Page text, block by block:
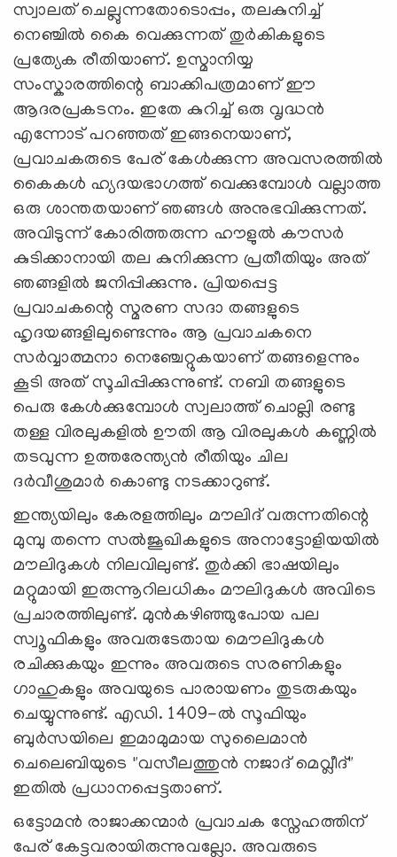
സ്വാലത് ചെല്ലുന്നതോടൊപ്പം, തലകുനിച്ച്
നെഞ്ചിൽ കൈ വെക്കുന്നത് തുര്‍കികളുടെ
പ്രത്യേക രീതിയാണ്. ഉസ്മാനിയ്യ
സംസ്കാരത്തിന്റെ ബാക്കിപത്രമാണ് ഈ
ആദരപ്രകടനം. ഇതേ കുറിച്ച് ഒരു വൃദ്ധന്‍
എന്നോട് പറഞ്ഞത് ഇങ്ങനെയാണ്,
പ്രവാചകരുടെ പേര് കേൾക്കുന്ന അവസരത്തിൽ
കൈകൾ ഹ്യദയഭാഗത്ത് വെക്കുമ്പോൾ വല്ലാത്ത
ഒരു ശാന്തതയാണ് ഞങ്ങള്‍ അനുഭവിക്കുന്നത്.
അവിടുന്ന് കോരിത്തരുന്ന ഹൗളുൽ കൗസർ
കുടിക്കാനായി തല കുനിക്കുന്ന പ്രതീതിയും അത്
ഞങ്ങളിൽ ജനിപ്പിക്കുന്നു. പ്രിയപ്പെട്ട
പ്രവാചകന്റെ സ്മരണ സദാ തങ്ങളുടെ
ഹൃദയങ്ങളിലുണ്ടെന്നും ആ പ്രവാചകനെ
സര്‍വ്വാത്മനാ നെഞ്ചേറ്റുകയാണ് തങ്ങളെന്നും
കൂടി അത് സൂചിപ്പിക്കുന്നുണ്ട്. നബി തങ്ങളുടെ
പെരു കേൾക്കുമ്പോൾ സ്വലാത്ത് ചൊല്ലി രണ്ടു
തള്ള വിരലുകളില്‍ ഊതി ആ വിരലുകൾ കണ്ണിൽ
തടവുന്ന ഉത്തരേന്ത്യൻ രീതിയും ചില
ദർവീശുമാർ കൊണ്ടു നടക്കാറുണ്ട്.
ഇന്ത്യയിലും കേരളത്തിലും മൗലിദ് വരുന്നതിന്റെ
മുമ്പു തന്നെ സൽജൂഖികളുടെ അനാട്ടോളിയയിൽ
മൗലിദുകൾ നിലവിലുണ്ട്. തുർക്കി ഭാഷയിലും
മറ്റുമായി ഇരുന്നൂറിലധികം മൗലിദുകൾ അവിടെ
പ്രചാരത്തിലുണ്ട്. മുന്‍കഴിഞ്ഞുപോയ പല
സ്വൂഫികളും അവരുടേതായ മൌലിദുകള്‍
രചിക്കുകയും ഇന്നും അവരുടെ സരണികളും
ഗാഹുകളും അവയുടെ പാരായണം തുടരുകയും
ചെയ്യുന്നുണ്ട്. എഡി. 1409-ൽ സൂഫിയും
ബുർസയിലെ ഇമാമുമായ സുലൈമാൻ
ചെലെബിയുടെ "വസീലത്തുൻ നജാദ് മെവ്ലീദ്"
ഇതിൽ പ്രധാനപ്പെട്ടതാണ്.
ഒട്ടോമൻ രാജാക്കന്മാര്‍ പ്രവാചക സ്നേഹത്തിന്
പേര് കേട്ടവരായിരുന്നുവല്ലോ. അവരുടെ